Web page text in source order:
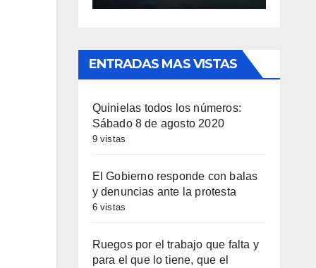
ENTRADAS MAS VISTAS
Quinielas todos los números:
Sábado 8 de agosto 2020
9 vistas
El Gobierno responde con balas
y denuncias ante la protesta
6 vistas
Ruegos por el trabajo que falta y
para el que lo tiene, que el